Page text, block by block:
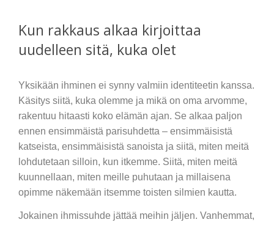
Kun rakkaus alkaa kirjoittaa
uudelleen sitä, kuka olet
Yksikään ihminen ei synny valmiin identiteetin kanssa.
Käsitys siitä, kuka olemme ja mikä on oma arvomme,
rakentuu hitaasti koko elämän ajan. Se alkaa paljon
ennen ensimmäistä parisuhdetta – ensimmäisistä
katseista, ensimmäisistä sanoista ja siitä, miten meitä
lohdutetaan silloin, kun itkemme. Siitä, miten meitä
kuunnellaan, miten meille puhutaan ja millaisena
opimme näkemään itsemme toisten silmien kautta.
Jokainen ihmissuhde jättää meihin jäljen. Vanhemmat,